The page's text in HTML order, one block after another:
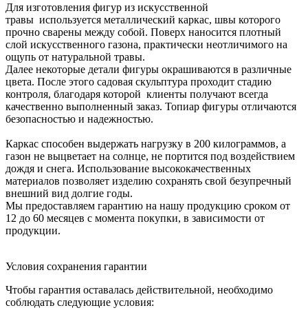
Для изготовления фигур из искусственной
травы используется металлический каркас, швы которого
прочно сварены между собой. Поверх наносится плотный
слой искусственного газона, практически неотличимого на
ощупь от натуральной травы.
Далее некоторые детали фигуры окрашиваются в различные
цвета. После этого садовая скульптура проходит стадию
контроля, благодаря которой клиенты получают всегда
качественно выполненный заказ. Топиар фигуры отличаются
безопасностью и надежностью.
Каркас способен выдержать нагрузку в 200 килограммов, а
газон не выцветает на солнце, не портится под воздействием
дождя и снега. Использование высококачественных
материалов позволяет изделию сохранять свой безупречный
внешний вид долгие годы.
Мы предоставляем гарантию на нашу продукцию сроком от
12 до 60 месяцев с момента покупки, в зависимости от
продукции.
Условия сохранения гарантии
Чтобы гарантия оставалась действительной, необходимо
соблюдать следующие условия: